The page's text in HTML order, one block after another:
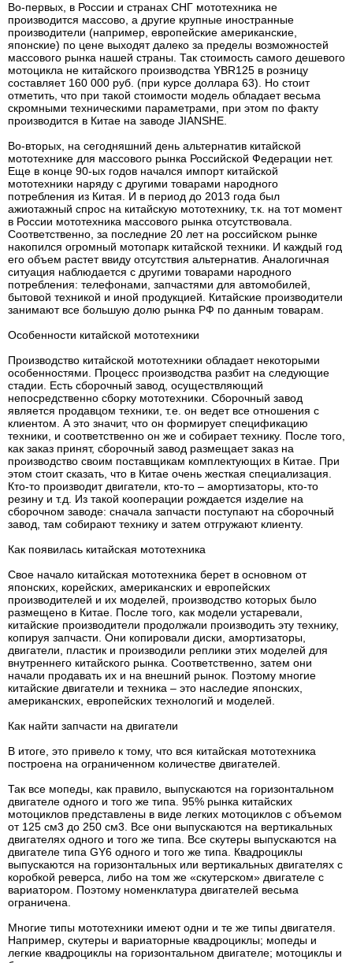
Во-первых, в России и странах СНГ мототехника не
производится массово, а другие крупные иностранные
производители (например, европейские американские,
японские) по цене выходят далеко за пределы возможностей
массового рынка нашей страны. Так стоимость самого дешевого
мотоцикла не китайского производства YBR125 в розницу
составляет 160 000 руб. (при курсе доллара 63). Но стоит
отметить, что при такой стоимости модель обладает весьма
скромными техническими параметрами, при этом по факту
производится в Китае на заводе JIANSHE.
Во-вторых, на сегодняшний день альтернатив китайской
мототехнике для массового рынка Российской Федерации нет.
Еще в конце 90-ых годов начался импорт китайской
мототехники наряду с другими товарами народного
потребления из Китая. И в период до 2013 года был
ажиотажный спрос на китайскую мототехнику, т.к. на тот момент
в России мототехника массового рынка отсутствовала.
Соответственно, за последние 20 лет на российском рынке
накопился огромный мотопарк китайской техники. И каждый год
его объем растет ввиду отсутствия альтернатив. Аналогичная
ситуация наблюдается с другими товарами народного
потребления: телефонами, запчастями для автомобилей,
бытовой техникой и иной продукцией. Китайские производители
занимают все большую долю рынка РФ по данным товарам.
Особенности китайской мототехники
Производство китайской мототехники обладает некоторыми
особенностями. Процесс производства разбит на следующие
стадии. Есть сборочный завод, осуществляющий
непосредственно сборку мототехники. Сборочный завод
является продавцом техники, т.е. он ведет все отношения с
клиентом. А это значит, что он формирует спецификацию
техники, и соответственно он же и собирает технику. После того,
как заказ принят, сборочный завод размещает заказ на
производство своим поставщикам комплектующих в Китае. При
этом стоит сказать, что в Китае очень жесткая специализация.
Кто-то производит двигатели, кто-то – амортизаторы, кто-то
резину и т.д. Из такой кооперации рождается изделие на
сборочном заводе: сначала запчасти поступают на сборочный
завод, там собирают технику и затем отгружают клиенту.
Как появилась китайская мототехника
Свое начало китайская мототехника берет в основном от
японских, корейских, американских и европейских
производителей и их моделей, производство которых было
размещено в Китае. После того, как модели устаревали,
китайские производители продолжали производить эту технику,
копируя запчасти. Они копировали диски, амортизаторы,
двигатели, пластик и производили реплики этих моделей для
внутреннего китайского рынка. Соответственно, затем они
начали продавать их и на внешний рынок. Поэтому многие
китайские двигатели и техника – это наследие японских,
американских, европейских технологий и моделей.
Как найти запчасти на двигатели
В итоге, это привело к тому, что вся китайская мототехника
построена на ограниченном количестве двигателей.
Так все мопеды, как правило, выпускаются на горизонтальном
двигателе одного и того же типа. 95% рынка китайских
мотоциклов представлены в виде легких мотоциклов с объемом
от 125 см3 до 250 см3. Все они выпускаются на вертикальных
двигателях одного и того же типа. Все скутеры выпускаются на
двигателе типа GY6 одного и того же типа. Квадроциклы
выпускаются на горизонтальных или вертикальных двигателях с
коробкой реверса, либо на том же «скутерском» двигателе с
вариатором. Поэтому номенклатура двигателей весьма
ограничена.
Многие типы мототехники имеют одни и те же типы двигателя.
Например, скутеры и вариаторные квадроциклы; мопеды и
легкие квадроциклы на горизонтальном двигателе; мотоциклы и